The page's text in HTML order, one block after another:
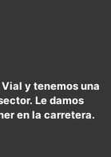
y tenemos una
Le damos
en la carretera.